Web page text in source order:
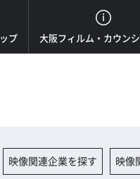
プ 大阪フィルム・カウン
映像関連企業を探す 映像